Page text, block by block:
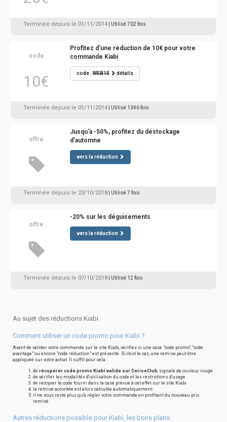
Terminée depuis le 01/11/2014 | Utilisé 702 fois
code
10€
Profitez d'une réduction de 10€ pour votre
commande Kiabi
code :WEB10 détails
Terminée depuis le 01/11/2014 | Utilisé 1346 fois
offre
Jusqu'à -50%, profitez du déstockage
d'automne
vers la réduction
Terminée depuis le 23/10/2018 | Utilisé 7 fois
offre
-20% sur les déguisements
vers la réduction
Terminée depuis le 07/10/2018 | Utilisé 12 fois
Au sujet des réductions Kiabi
Comment utiliser un code promo pour Kiabi ?
Avant de valider votre commande sur le site Kiabi, vérifiez si une case "code promo", "code
avantage" ou encore "code réduction" est présente. Si c'est le cas, une remise peut être
appliquée sur votre achat. Il suffit pour cela :
de récupérer code promo Kiabi valide sur CeriseClub, signalé de couleur rouge
de vérifier les modalités d'utilisation du code et les restrictions d'usage
de recopier le code fourni dans la case prévue à cet effet sur le site Kiabi
la remise accordée est alors calculée automatiquement
il ne vous reste plus qu'à régler votre commande en profitant du nouveau prix
remisé
Autres réductions possible pour Kiabi, les bons plans